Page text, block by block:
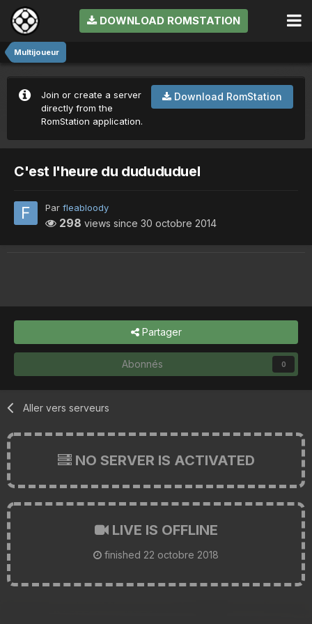
DOWNLOAD ROMSTATION
Multijoueur
Download RomStation
Join or create a server
directly from the
RomStation application.
C'est l'heure du dudududuel
Par fleabloody
298 views since 30 octobre 2014
Partager
Abonnés 0
Aller vers serveurs
NO SERVER IS ACTIVATED
LIVE IS OFFLINE
finished 22 octobre 2018